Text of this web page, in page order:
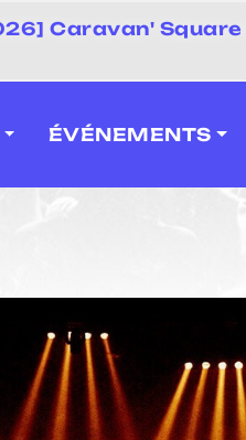
Caravan'
ÉVÉNEMENTS